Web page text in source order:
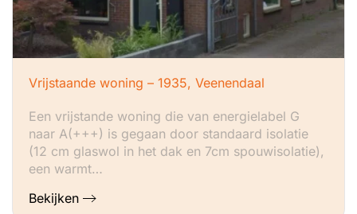
Vrijstaande woning – 1935, Veenendaal
Een vrijstande woning die van energielabel G
naar A(+++) is gegaan door standaard isolatie
(12 cm glaswol in het dak en 7cm spouwisolatie),
een warmt…
Bekijken